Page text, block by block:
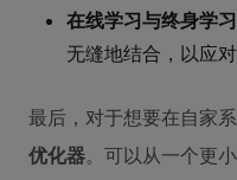
在线学习与终身学习
无缝地结合，以应
最后，对于想要在自家
优化器。可以从一个更